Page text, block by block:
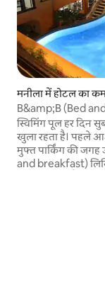
मनीला में होटल का
B&amp;B (Bed
कनेक्ट करना
स्विमिंग पूल हर दिन
खुला रहता है। पहले
मुफ्त पार्किंग की जगह उपलब्ध है।
and breakfast)